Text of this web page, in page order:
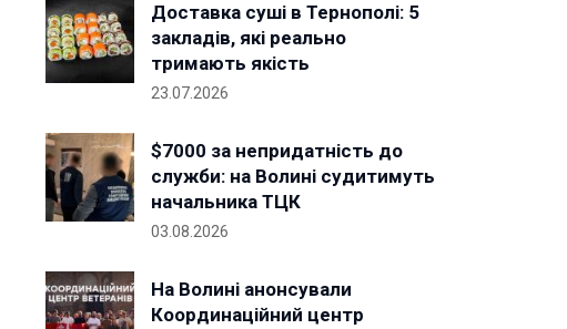
Доставка суші в Тернополі: 5
закладів, які реально
тримають якість
23.07.2026
$7000 за непридатність до
служби: на Волині судитимуть
начальника ТЦК
03.08.2026
На Волині анонсували
Координаційний центр